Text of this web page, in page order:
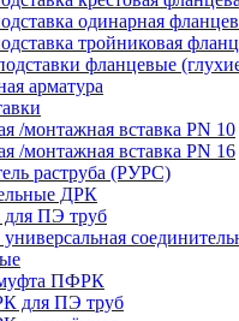
одинарная
тройниковая
фланцевые
арматура
/монтажная вставка PN 10
/монтажная вставка PN 16
раструба (РУРС)
ДРК
ПЭ труб
муфта ПФРК
для ПЭ труб